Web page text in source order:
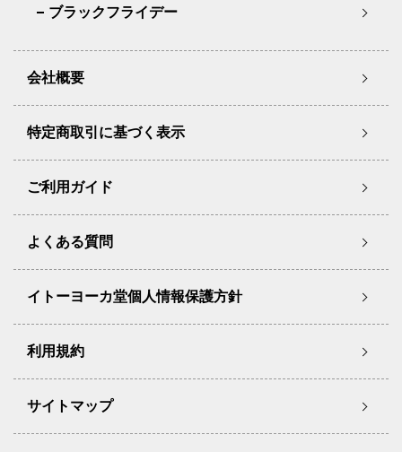
ブラックフライデー
会社概要
特定商取引に基づく表示
ご利用ガイド
よくある質問
イトーヨーカ堂個人情報保護方針
利用規約
サイトマップ